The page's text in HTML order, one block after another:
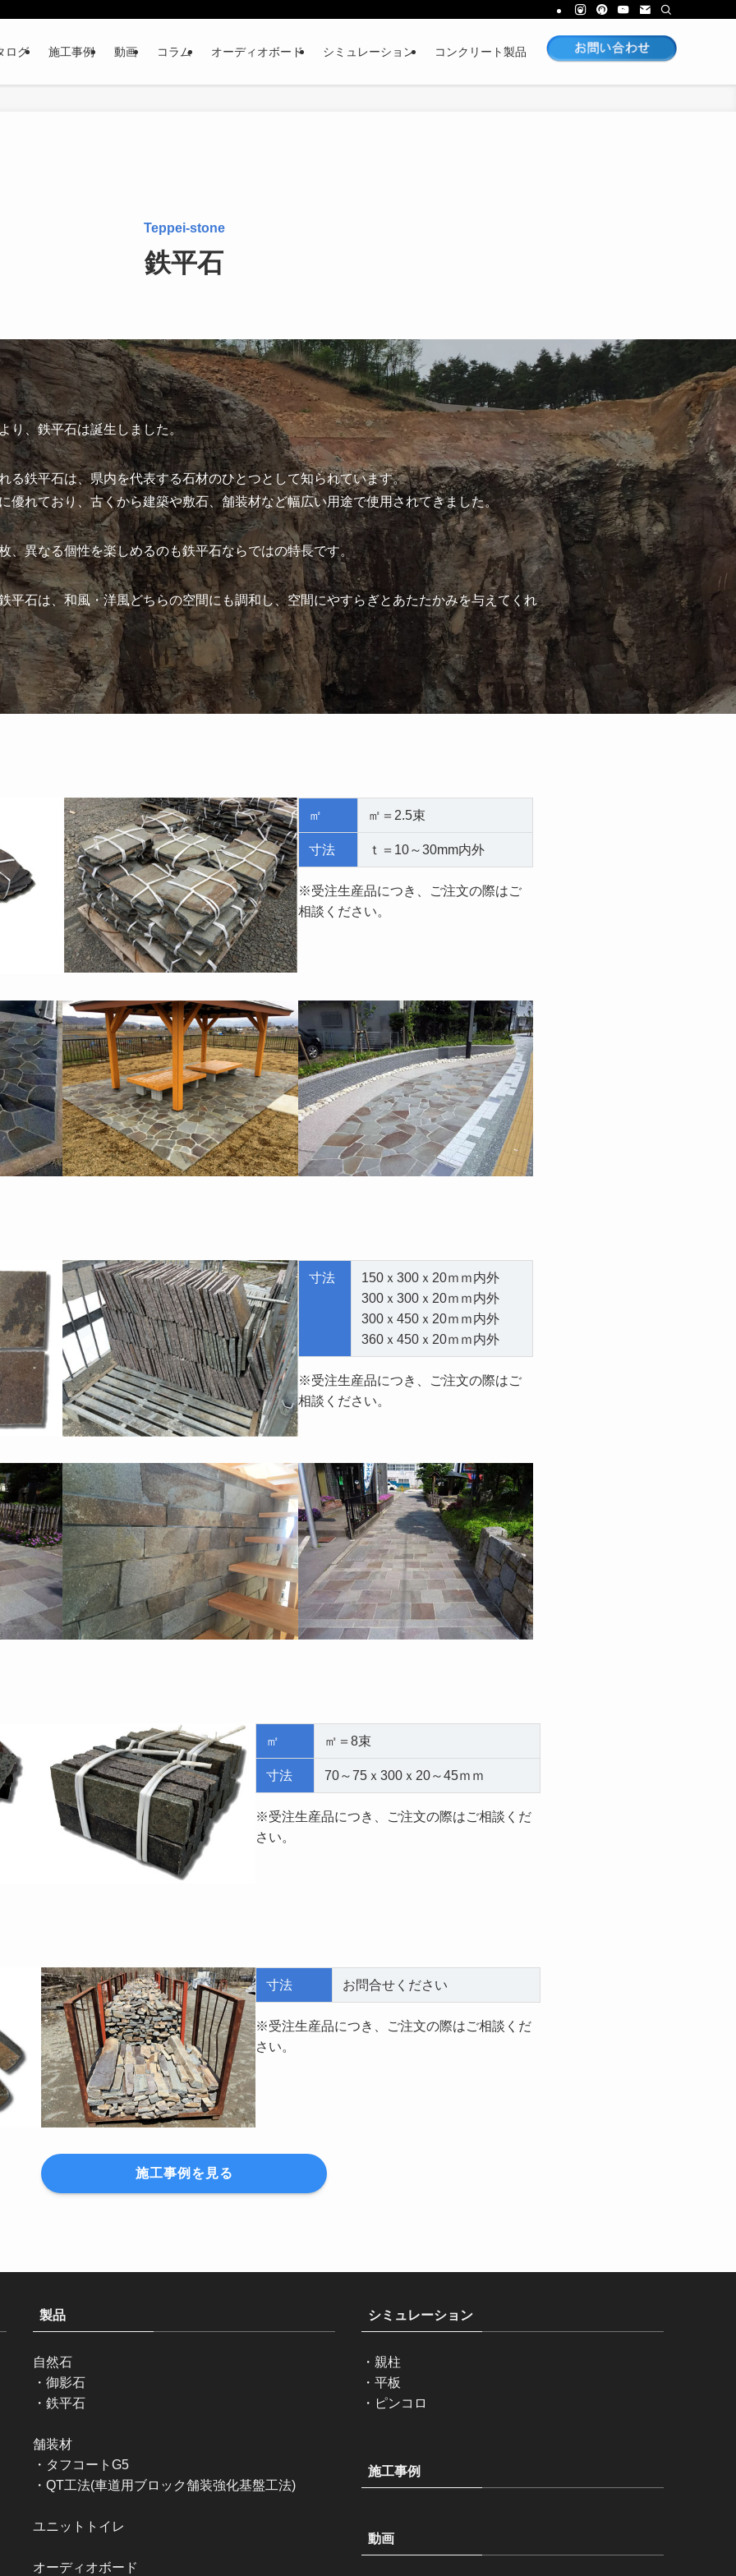
ログ​ 施工事例 動画 コラム オーディオボード シミュレーション コンクリート製品
Teppei-stone
鉄平石​
り、鉄平石は誕生しました。
る鉄平石は、県内を代表する石材のひとつとして知られています。
優れており、古くから建築や敷石、舗装材など幅広い用途で使用されてきました。
、異なる個性を楽しめるのも鉄平石ならではの特長です。
平石は、和風・洋風どちらの空間にも調和し、空間にやすらぎとあたたかみを与えてくれ
㎡ ㎡＝2.5束
寸法 ｔ＝10～30mm内外
※受注生産品につき、ご注文の際はご
相談ください。
寸法
150ｘ300ｘ20ｍｍ内外
300ｘ300ｘ20ｍｍ内外
300ｘ450ｘ20ｍｍ内外
360ｘ450ｘ20ｍｍ内外
※受注生産品につき、ご注文の際はご
相談ください。
㎡ ​㎡＝8束
寸法 70～75ｘ300ｘ20～45ｍｍ
※受注生産品につき、ご注文の際はご相談くだ
さい。
寸法 お問合せください
※受注生産品につき、ご注文の際はご相談くだ
さい。
施工事例を見る
製品
自然石
・ 御影石
・ 鉄平石
舗装材
・ タフコートG5
・ QT工法(車道用ブロック舗装強化基盤工法)
ユニットトイレ
オーディオボード
シミュレーション
・ 親柱
・ 平板
・ ピンコロ
施工事例
動画